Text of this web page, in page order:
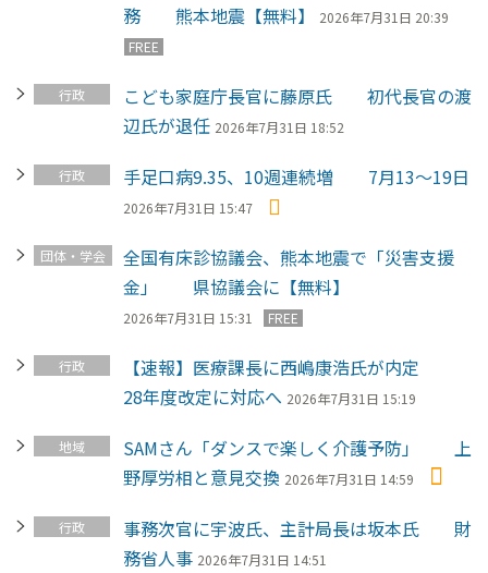
務 熊本地震【無料】
2026年7月31日 20:39
FREE
行政
こども家庭庁長官に藤原氏 初代長官の渡
辺氏が退任 2026年7月31日 18:52
行政 手足口病9.35、10週連続増 7月13～19日
2026年7月31日 15:47
団体・学会
全国有床診協議会、熊本地震で「災害支援
金」 県協議会に【無料】
2026年7月31日 15:31 FREE
行政
【速報】医療課長に西嶋康浩氏が内定
28年度改定に対応へ 2026年7月31日 15:19
地域
SAMさん「ダンスで楽しく介護予防」 上
野厚労相と意見交換 2026年7月31日 14:59
行政
事務次官に宇波氏、主計局長は坂本氏 財
務省人事 2026年7月31日 14:51